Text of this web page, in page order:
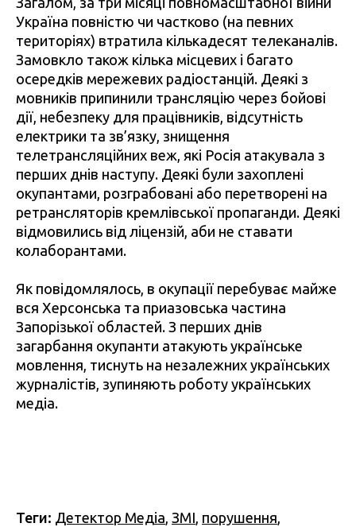
Україна повністю чи частково (на певних
територіях) втратила кількадесят телеканалів.
Замовкло також кілька місцевих і багато
осередків мережевих радіостанцій. Деякі з
мовників припинили трансляцію через бойові
дії, небезпеку для працівників, відсутність
електрики та зв’язку, знищення
телетрансляційних веж, які Росія атакувала з
перших днів наступу. Деякі були захоплені
окупантами, розграбовані або перетворені на
ретрансляторів кремлівської пропаганди. Деякі
відмовились від ліцензій, аби не ставати
колаборантами.
Як повідомлялось, в окупації перебуває майже
вся Херсонська та приазовська частина
Запорізької областей. З перших днів
загарбання окупанти атакують українське
мовлення, тиснуть на незалежних українських
журналістів, зупиняють роботу українських
медіа.
Теги: Детектор Медіа, ЗМІ, порушення,